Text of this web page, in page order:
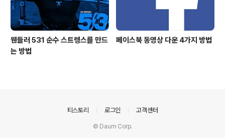
웬들러 531 순수 스트렝스를 만드
는 방법
페이스북 동영상 다운 4가지 방법
티스토리 로그인 고객센터
© Daum Corp.